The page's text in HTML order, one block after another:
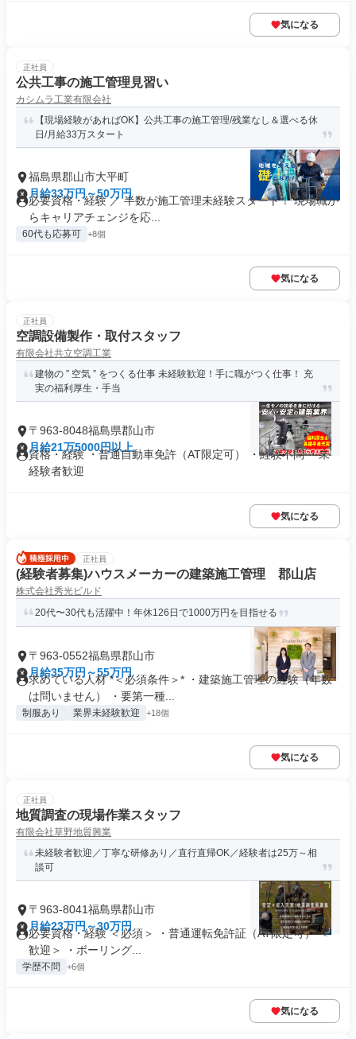
気になる
正社員
公共工事の施工管理見習い
カシムラ工業有限会社
【現場経験があればOK】公共工事の施工管理/残業なし＆選べる休
日/月給33万スタート
福島県郡山市大平町
月給33万円～50万円
必要資格・経験 ／ 半数が施工管理未経験スタート！ 現場職か
らキャリアチェンジを応...
60代も応募可 +8個
気になる
正社員
空調設備製作・取付スタッフ
有限会社共立空調工業
建物の ” 空気 ” をつくる仕事 未経験歓迎！手に職がつく仕事！ 充
実の福利厚生・手当
〒963-8048福島県郡山市
月給21万5000円以上
資格・経験 ・普通自動車免許（AT限定可） ・経験不問 ・未
経験者歓迎
気になる
正社員
(経験者募集)ハウスメーカーの建築施工管理 郡山店
株式会社秀光ビルド
20代〜30代も活躍中！年休126日で1000万円を目指せる
〒963-0552福島県郡山市
月給35万円～55万円
求めている人材 *＜必須条件＞* ・建築施工管理の経験（年数
は問いません） ・要第一種...
制服あり 業界未経験歓迎 +18個
気になる
正社員
地質調査の現場作業スタッフ
有限会社草野地質興業
未経験者歓迎／丁寧な研修あり／直行直帰OK／経験者は25万～相
談可
〒963-8041福島県郡山市
月給23万円～30万円
必要資格・経験 ＜必須＞ ・普通運転免許証（AT限定可） ＜
歓迎＞ ・ボーリング...
学歴不問 +6個
気になる